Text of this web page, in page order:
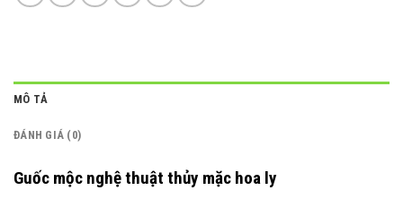
MÔ TẢ
ĐÁNH GIÁ (0)
Guốc mộc nghệ thuật thủy mặc hoa ly